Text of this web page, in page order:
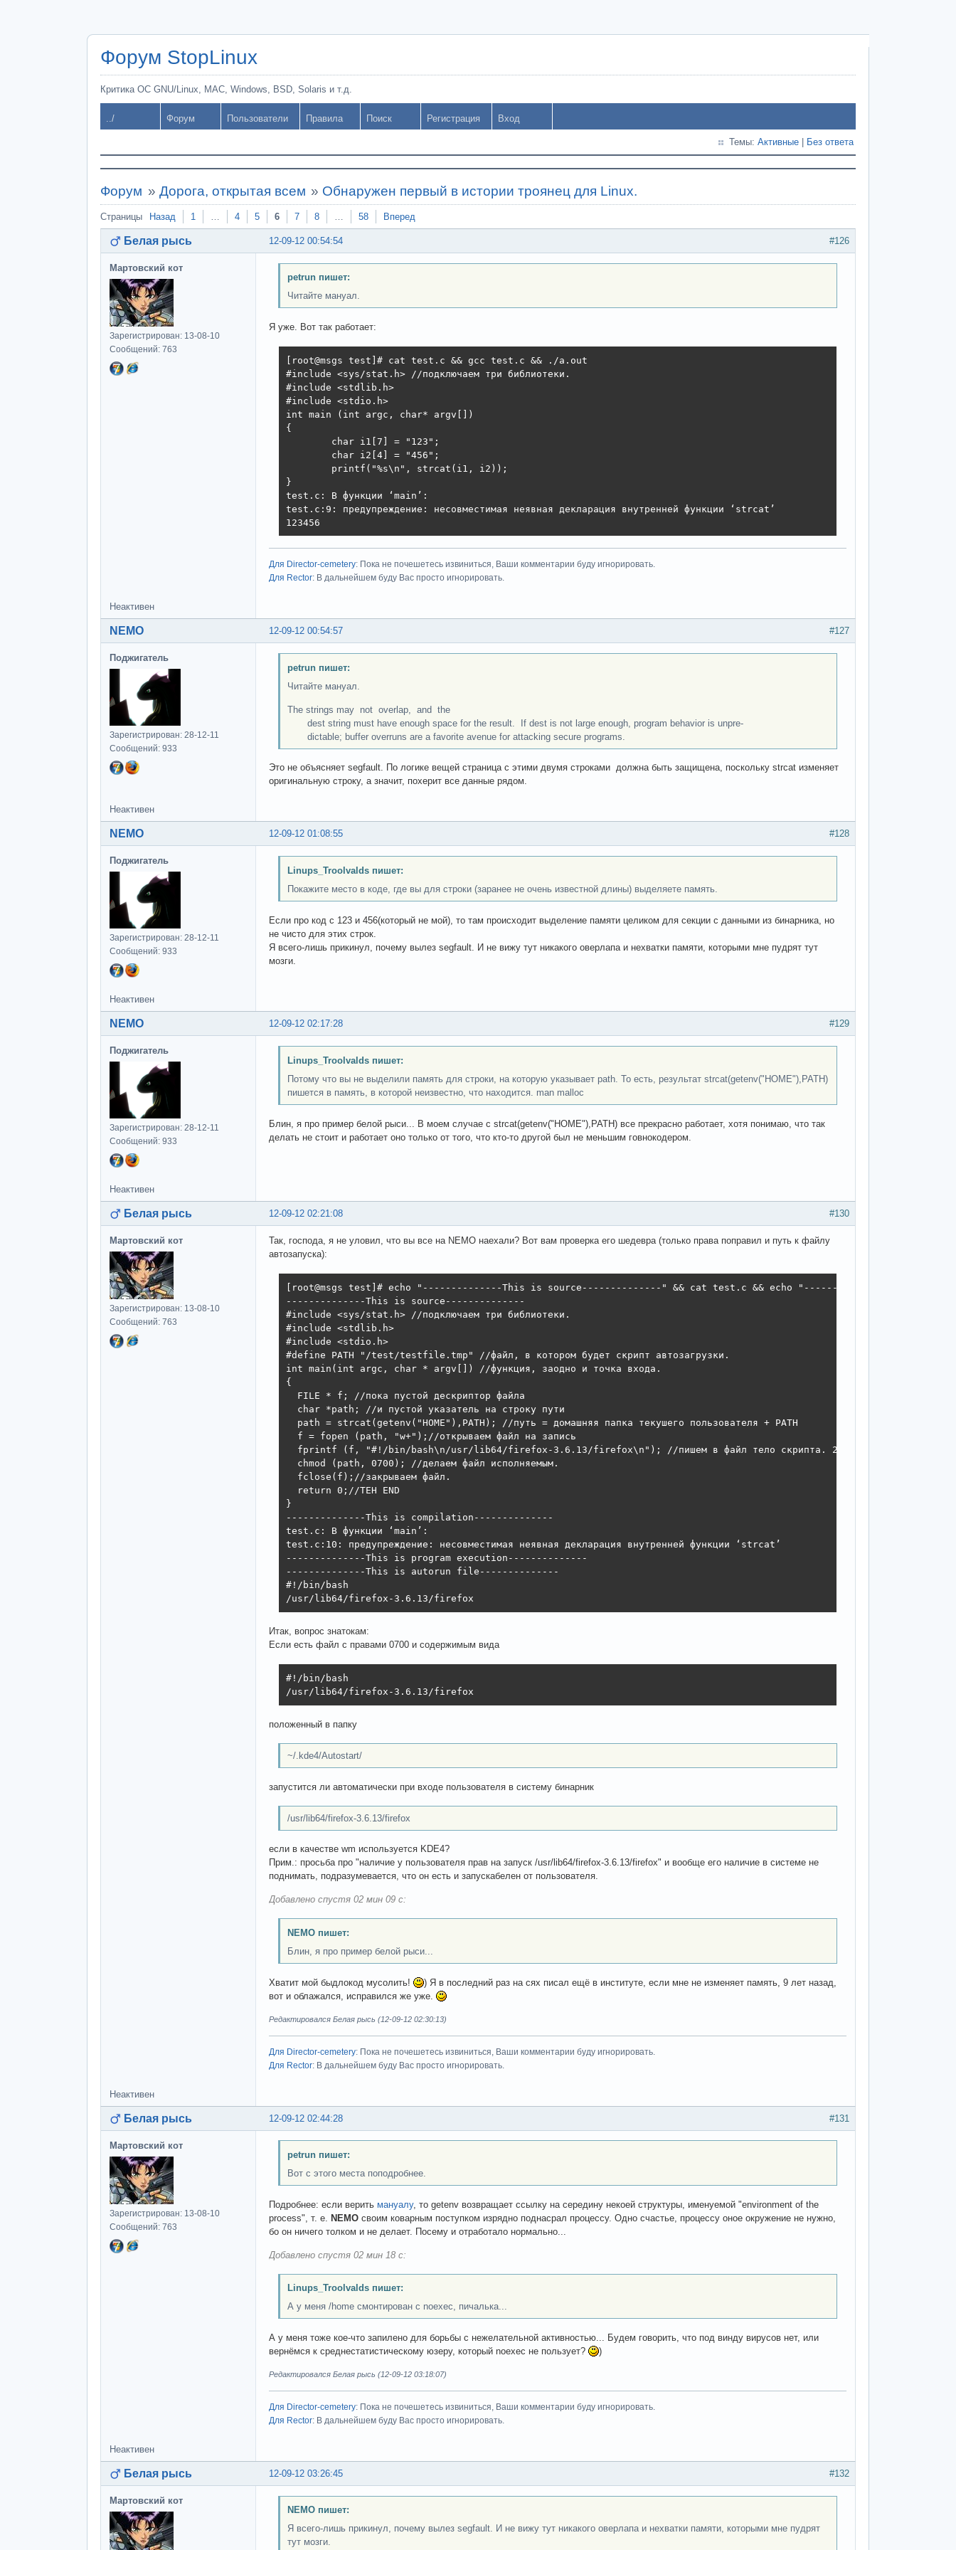
Форум StopLinux
Критика ОС GNU/Linux, MAC, Windows, BSD, Solaris и т.д.
../ Форум Пользователи Правила Поиск Регистрация Вход
Темы: Активные Без ответа
Форум » Дорога, открытая всем » Обнаружен первый в истории троянец для Linux.
Страницы Назад 1 … 4 5 6 7 8 … 58 Вперед
#126
12-09-12 00:54:54
Белая рысь
Мартовский кот
Зарегистрирован: 13-08-10
Сообщений: 763
petrun пишет:
Читайте мануал.
Я уже. Вот так работает:
[root@msgs test]# cat test.c && gcc test.c && ./a.out
#include <sys/stat.h> //подключаем три библиотеки.
#include <stdlib.h>
#include <stdio.h>
int main (int argc, char* argv[])
{
        char i1[7] = "123";
        char i2[4] = "456";
        printf("%s\n", strcat(i1, i2));
}
test.c: В функции ‘main’:
test.c:9: предупреждение: несовместимая неявная декларация внутренней функции ‘strcat’
123456
Для Director-cemetery: Пока не почешетесь извиниться, Ваши комментарии буду игнорировать.
Для Rector: В дальнейшем буду Вас просто игнорировать.
Неактивен
#127
12-09-12 00:54:57
NEMO
Поджигатель
Зарегистрирован: 28-12-11
Сообщений: 933
petrun пишет:
Читайте мануал.
The strings may not overlap, and the
dest string must have enough space for the result. If dest is not large enough, program behavior is unpre‐
dictable; buffer overruns are a favorite avenue for attacking secure programs.
Это не объясняет segfault. По логике вещей страница с этими двумя строками должна быть защищена, поскольку strcat изменяет
оригинальную строку, а значит, похерит все данные рядом.
Неактивен
#128
12-09-12 01:08:55
NEMO
Поджигатель
Зарегистрирован: 28-12-11
Сообщений: 933
Linups_Troolvalds пишет:
Покажите место в коде, где вы для строки (заранее не очень известной длины) выделяете память.
Если про код с 123 и 456(который не мой), то там происходит выделение памяти целиком для секции с данными из бинарника, но
не чисто для этих строк.
Я всего-лишь прикинул, почему вылез segfault. И не вижу тут никакого оверлапа и нехватки памяти, которыми мне пудрят тут
мозги.
Неактивен
#129
12-09-12 02:17:28
NEMO
Поджигатель
Зарегистрирован: 28-12-11
Сообщений: 933
Linups_Troolvalds пишет:
Потому что вы не выделили память для строки, на которую указывает path. То есть, результат strcat(getenv("HOME"),PATH)
пишется в память, в которой неизвестно, что находится. man malloc
Блин, я про пример белой рыси... В моем случае с strcat(getenv("HOME"),PATH) все прекрасно работает, хотя понимаю, что так
делать не стоит и работает оно только от того, что кто-то другой был не меньшим говнокодером.
Неактивен
#130
12-09-12 02:21:08
Белая рысь
Мартовский кот
Зарегистрирован: 13-08-10
Сообщений: 763
Так, господа, я не уловил, что вы все на NEMO наехали? Вот вам проверка его шедевра (только права поправил и путь к файлу
автозапуска):
[root@msgs test]# echo "--------------This is source--------------" && cat test.c && echo "--------------This is
--------------This is source--------------
#include <sys/stat.h> //подключаем три библиотеки.
#include <stdlib.h>
#include <stdio.h>
#define PATH "/test/testfile.tmp" //файл, в котором будет скрипт автозагрузки.
int main(int argc, char * argv[]) //функция, заодно и точка входа.
{
  FILE * f; //пока пустой дескриптор файла
  char *path; //и пустой указатель на строку пути
  path = strcat(getenv("HOME"),PATH); //путь = домашняя папка текушего пользователя + PATH
  f = fopen (path, "w+");//открываем файл на запись
fprintf (f, "#!/bin/bash\n/usr/lib64/firefox-3.6.13/firefox\n"); //пишем в файл тело скрипта. 2 строка = путь к
  chmod (path, 0700); //делаем файл исполняемым.
  fclose(f);//закрываем файл.
  return 0;//TEH END
}
--------------This is compilation--------------
test.c: В функции ‘main’:
test.c:10: предупреждение: несовместимая неявная декларация внутренней функции ‘strcat’
--------------This is program execution--------------
--------------This is autorun file--------------
#!/bin/bash
/usr/lib64/firefox-3.6.13/firefox
Итак, вопрос знатокам:
Если есть файл с правами 0700 и содержимым вида
#!/bin/bash
/usr/lib64/firefox-3.6.13/firefox
положенный в папку
~/.kde4/Autostart/
запустится ли автоматически при входе пользователя в систему бинарник
/usr/lib64/firefox-3.6.13/firefox
если в качестве wm используется KDE4?
Прим.: просьба про "наличие у пользователя прав на запуск /usr/lib64/firefox-3.6.13/firefox" и вообще его наличие в системе не
поднимать, подразумевается, что он есть и запускабелен от пользователя.
Добавлено спустя 02 мин 09 с:
NEMO пишет:
Блин, я про пример белой рыси...
Хватит мой быдлокод мусолить!
) Я в последний раз на сях писал ещё в институте, если мне не изменяет память, 9 лет назад,
вот и облажался, исправился же уже.
Редактировался Белая рысь (12-09-12 02:30:13)
Для Director-cemetery: Пока не почешетесь извиниться, Ваши комментарии буду игнорировать.
Для Rector: В дальнейшем буду Вас просто игнорировать.
Неактивен
#131
12-09-12 02:44:28
Белая рысь
Мартовский кот
Зарегистрирован: 13-08-10
Сообщений: 763
petrun пишет:
Вот с этого места поподробнее.
Подробнее: если верить мануалу, то getenv возвращает ссылку на середину некоей структуры, именуемой "environment of the
process", т. е.
NEMO своим коварным поступком изрядно поднасрал процессу. Одно счастье, процессу оное окружение не нужно,
бо он ничего толком и не делает. Посему и отработало нормально...
Добавлено спустя 02 мин 18 с:
Linups_Troolvalds пишет:
А у меня /home смонтирован с noexec, пичалька...
А у меня тоже кое-что запилено для борьбы с нежелательной активностью... Будем говорить, что под винду вирусов нет, или
вернёмся к среднестатистическому юзеру, который noexec не пользует?
)
Редактировался Белая рысь (12-09-12 03:18:07)
Для Director-cemetery: Пока не почешетесь извиниться, Ваши комментарии буду игнорировать.
Для Rector: В дальнейшем буду Вас просто игнорировать.
Неактивен
#132
12-09-12 03:26:45
Белая рысь
Мартовский кот
NEMO пишет:
Я всего-лишь прикинул, почему вылез segfault. И не вижу тут никакого оверлапа и нехватки памяти, которыми мне пудрят
тут мозги.